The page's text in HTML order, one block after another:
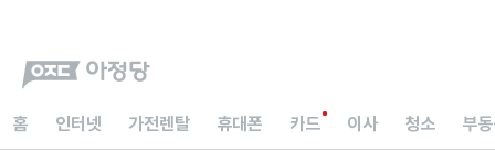
홈 인터넷 가전렌탈 휴대폰 카드 이사 청소 부